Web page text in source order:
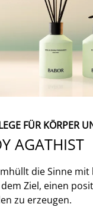
FÜR KÖRPER
AGATHIST
die Sinne mit
Ziel, einen
zu erzeugen.